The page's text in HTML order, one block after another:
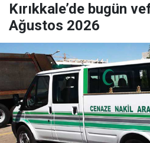
Kırıkkale’de bugün
Ağustos 2026